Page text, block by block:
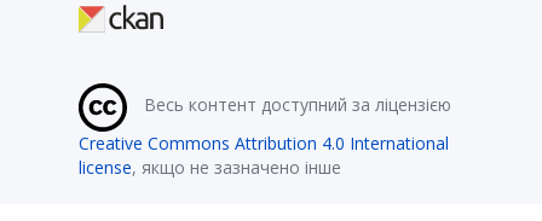
Весь контент доступний за ліцензією
Creative Commons Attribution 4.0 International
license, якщо не зазначено інше